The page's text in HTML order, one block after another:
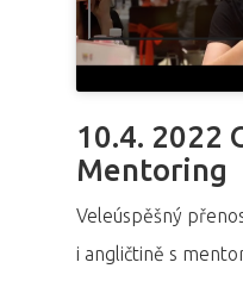
10.4. 2022
Mentoring
Veleúspěšný
i angličtině s